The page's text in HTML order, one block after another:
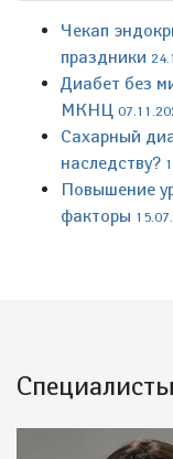
Чекап
праздники
Диабет без
МКНЦ
Сахарный
наследству?
Повышение
факторы
Специалисты